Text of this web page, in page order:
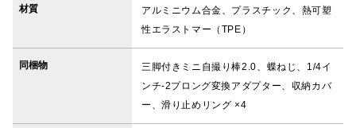
材質
アルミニウム合金、プラスチック、熱可塑
性エラストマー（TPE）
同梱物
三脚付きミニ自撮り棒2.0、蝶ねじ、1/4イ
ンチ-2プロング変換アダプター、収納カバ
ー、滑り止めリング ×4